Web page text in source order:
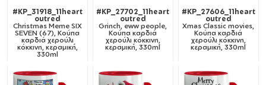
#KP_31918_11heart
outred
Christmas Meme SIX
SEVEN (67), Κούπα
καρδιά χερούλι
κόκκινη, κεραμική,
330ml
#KP_27702_11heart
outred
Grinch, eww people,
Κούπα καρδιά
χερούλι κόκκινη,
κεραμική, 330ml
#KP_27606_11heart
outred
Xmas Classic movies,
Κούπα καρδιά
χερούλι κόκκινη,
κεραμική, 330ml